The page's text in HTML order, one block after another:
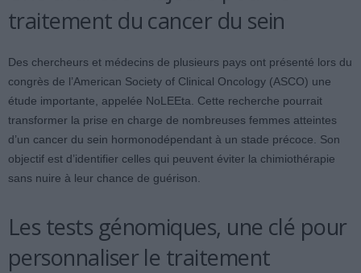
traitement du cancer du sein
Des chercheurs et médecins de plusieurs pays ont présenté lors du
congrès de l’American Society of Clinical Oncology (ASCO) une
étude importante, appelée NoLEEta. Cette recherche pourrait
transformer la prise en charge de nombreuses femmes atteintes
d’un cancer du sein hormonodépendant à un stade précoce. Son
objectif est d’identifier celles qui peuvent éviter la chimiothérapie
sans nuire à leur chance de guérison.
Les tests génomiques, une clé pour
personnaliser le traitement